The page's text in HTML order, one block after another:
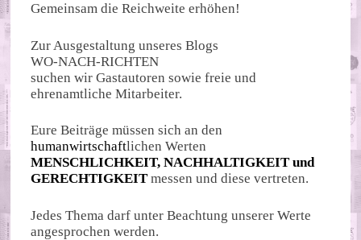
Gemeinsam die Reichweite erhöhen!
Zur Ausgestaltung unseres Blogs
WO-NACH-RICHTEN
suchen wir Gastautoren sowie freie und
ehrenamtliche Mitarbeiter.
Eure Beiträge müssen sich an den
humanwirtschaftlichen Werten
MENSCHLICHKEIT, NACHHALTIGKEIT und
GERECHTIGKEIT messen und diese vertreten.
Jedes Thema darf unter Beachtung unserer Werte
angesprochen werden.